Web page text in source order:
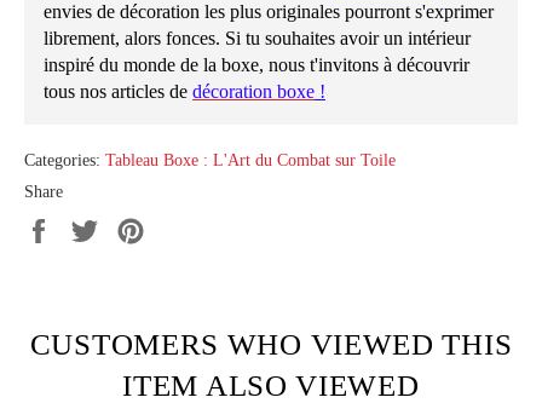
envies de décoration les plus originales pourront s'exprimer
librement, alors fonces. Si tu souhaites avoir un intérieur
inspiré du monde de la boxe, nous t'invitons à découvrir
tous nos articles de décoration boxe !
Categories: Tableau Boxe : L'Art du Combat sur Toile
Share
Share
Tweet
CUSTOMERS WHO VIEWED THIS
ITEM ALSO VIEWED